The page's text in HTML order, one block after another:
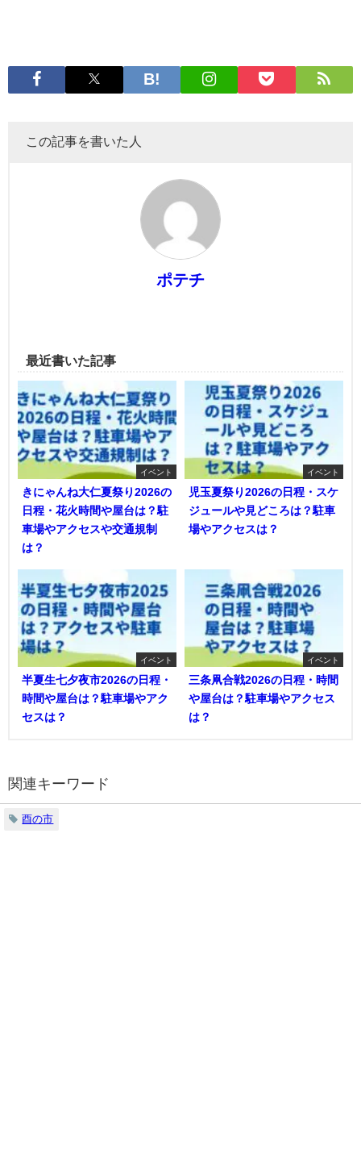
この記事を書いた人
ポテチ
最近書いた記事
イベント
きにゃんね大仁夏祭り2026の
日程・花火時間や屋台は？駐
車場やアクセスや交通規制
は？
イベント
児玉夏祭り2026の日程・スケ
ジュールや見どころは？駐車
場やアクセスは？
イベント
半夏生七夕夜市2026の日程・
時間や屋台は？駐車場やアク
セスは？
イベント
三条凧合戦2026の日程・時間
や屋台は？駐車場やアクセス
は？
関連キーワード
酉の市